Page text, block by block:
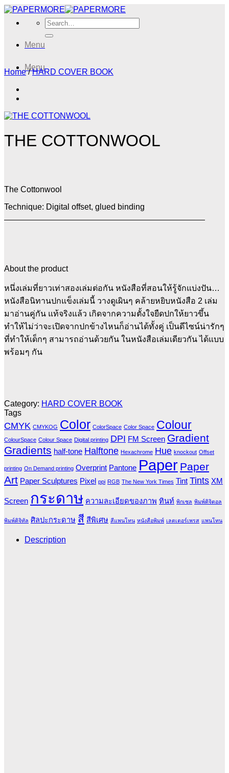
Skip
content
Search
for:
Menu
Menu
Home / HARD COVER BOOK
THE COTTONWOOL
The Cottonwool
Technique: Digital offset, glued binding
About the product
หนึ่งเล่มที่ยาวเท่าสองเล่มต่อกัน หนังสือที่สอนให้รู้จักแบ่งปัน…
หนังสือนิทานปกแข็งเล่มนี้ วางดูเผินๆ คล้ายหยิบหนังสือ 2 เล่ม
มาอ่านคู่กัน แท้จริงแล้ว เกิดจากความตั้งใจยืดปกให้ยาวขึ้น
ทำให้ไม่ว่าจะเปิดจากปกข้างไหนก็อ่านได้ทั้งคู่ เป็นดีไซน์น่ารักๆ
ที่ทำให้เด็กๆ สามารถอ่านด้วยกัน ในหนังสือเล่มเดียวกัน ได้แบบ
พร้อมๆ กัน
Category: HARD COVER BOOK
Tags
CMYK CMYKOG Color ColorSpace Color Space Colour
ColourSpace Colour Space Digital printing DPI FM Screen Gradient
Gradients half-tone Halftone Hexachrome Hue knockout Offset
printing On Demand printing Overprint Pantone Paper Paper
Art Paper Sculptures Pixel ppi RGB The New York Times Tint Tints XM
Screen กระดาษ ความละเอียดของภาพ ทินท์ พิกเซล พิมพ์ดิจิตอล
พิมพ์ดิจิทัล ศิลปะกระดาษ สี สีพิเศษ สีแพนโทน หนังสือพิมพ์ เลตเตอร์เพรส แพนโทน
Description